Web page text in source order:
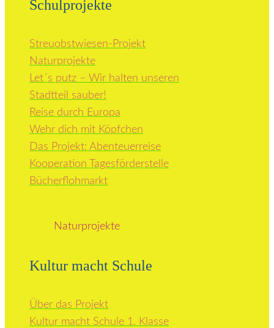
Schulprojekte
Streuobstwiesen-Projekt
Naturprojekte
Let´s putz – Wir halten unseren
Stadtteil sauber!
Reise durch Europa
Wehr dich mit Köpfchen
Das Projekt: Abenteuerreise
Kooperation Tagesförderstelle
Bücherflohmarkt
Naturprojekte
Kultur macht Schule
Über das Projekt
Kultur macht Schule 1. Klasse